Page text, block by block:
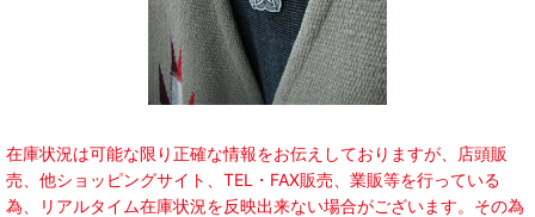
在庫状況は可能な限り正確な情報をお伝えしておりますが、店頭販
売、他ショッピングサイト、TEL・FAX販売、業販等を行っている
為、リアルタイム在庫状況を反映出来ない場合がございます。その為